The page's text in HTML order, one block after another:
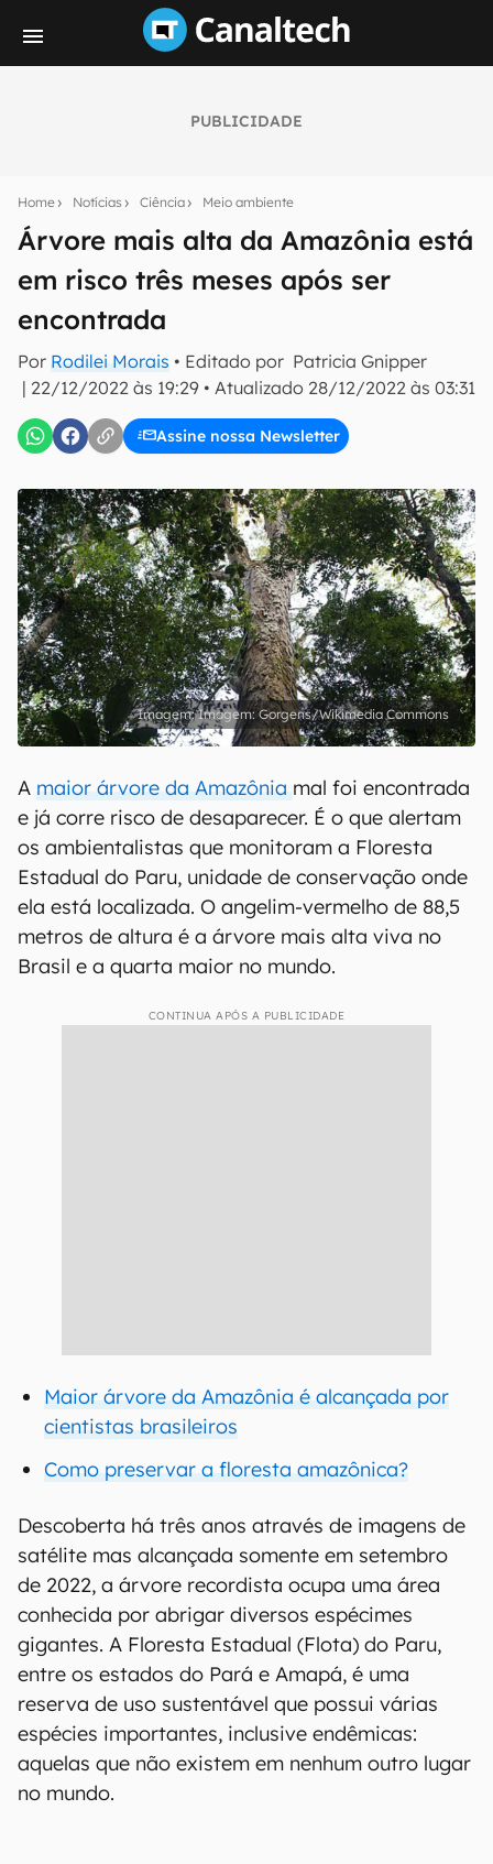
PUBLICIDADE
Home Notícias Ciência Meio ambiente
Árvore mais alta da Amazônia está
em risco três meses após ser
encontrada
Por Rodilei Morais • Editado por Patricia Gnipper
| 22/12/2022 às 19:29 • Atualizado 28/12/2022 às 03:31
Assine nossa Newsletter
notícias e reviews sobre tecnologia em primeira
E-mail
inscreva-se
Confirmo que li, aceito e concordo com os Termos de
Uso e Política de Privacidade do Canaltech.
Imagem: Gorgens/Wikimedia Commons
A maior árvore da Amazônia mal foi encontrada
e já corre risco de desaparecer. É o que alertam
os ambientalistas que monitoram a Floresta
Estadual do Paru, unidade de conservação onde
ela está localizada. O angelim-vermelho de 88,5
metros de altura é a árvore mais alta viva no
Brasil e a quarta maior no mundo.
CONTINUA APÓS A PUBLICIDADE
Maior árvore da Amazônia é alcançada por
cientistas brasileiros
Como preservar a floresta amazônica?
Descoberta há três anos através de imagens de
satélite mas alcançada somente em setembro
de 2022, a árvore recordista ocupa uma área
conhecida por abrigar diversos espécimes
gigantes. A Floresta Estadual (Flota) do Paru,
entre os estados do Pará e Amapá, é uma
reserva de uso sustentável que possui várias
espécies importantes, inclusive endêmicas:
aquelas que não existem em nenhum outro lugar
no mundo.